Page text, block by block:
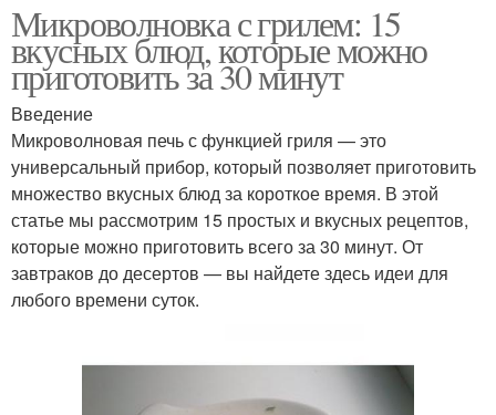
Микроволновка с грилем: 15
вкусных блюд, которые можно
приготовить за 30 минут
Введение
Микроволновая печь с функцией гриля — это
универсальный прибор, который позволяет приготовить
множество вкусных блюд за короткое время. В этой
статье мы рассмотрим 15 простых и вкусных рецептов,
которые можно приготовить всего за 30 минут. От
завтраков до десертов — вы найдете здесь идеи для
любого времени суток.